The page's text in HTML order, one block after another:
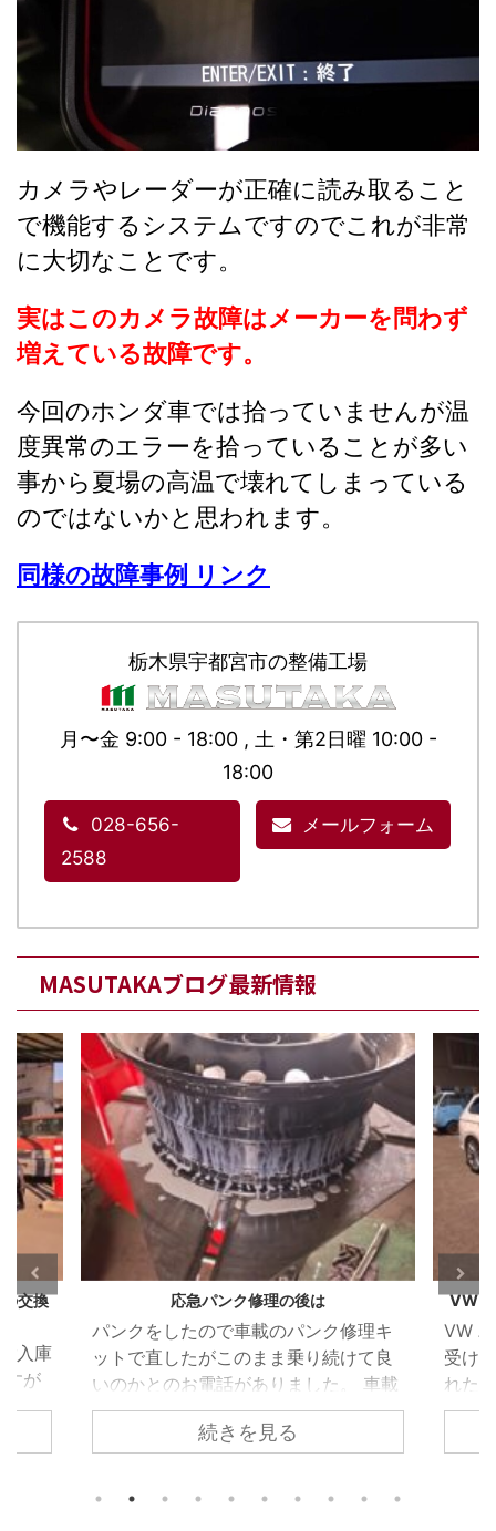
カメラやレーダーが正確に読み取ること
で機能するシステムですのでこれが非常
に大切なことです。
実はこのカメラ故障はメーカーを問わず
増えている故障です。
今回のホンダ車では拾っていませんが温
度異常のエラーを拾っていることが多い
事から夏場の高温で壊れてしまっている
のではないかと思われます。
同様の故障事例 リンク
栃木県宇都宮市の整備工場
月〜金 9:00 - 18:00 , 土・第2日曜 10:00 -
18:00
028-656-
2588
メールフォーム
MASUTAKAブログ最新情報
て良
車載
応急
VW パサート（B8）ウォーターポンプ漏れ
VW パサート（B8） 車検のご依頼で
受け入れ検査を行った際、冷却水が漏
れた跡を発見しました。 冷却水が漏
れては乾いてを繰り返したような状態
でしたのでずいぶん前から漏れは始ま
続きを見る
BMW
BMW
灯が
いた
が無